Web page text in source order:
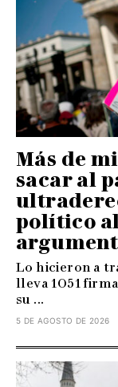
Más de
sacar al
político
Lo hicieron a
lleva 1051
su ...
5 DE AGOSTO DE 2026